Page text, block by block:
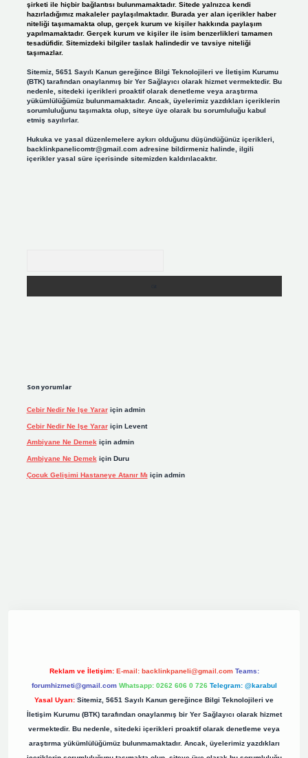
şirketi ile hiçbir bağlantısı bulunmamaktadır. Sitede yalnızca kendi
hazırladığımız makaleler paylaşılmaktadır. Burada yer alan içerikler haber
niteliği taşımamakta olup, gerçek kurum ve kişiler hakkında paylaşım
yapılmamaktadır. Gerçek kurum ve kişiler ile isim benzerlikleri tamamen
tesadüfidir. Sitemizdeki bilgiler taslak halindedir ve tavsiye niteliği
taşımazlar.
Sitemiz, 5651 Sayılı Kanun gereğince Bilgi Teknolojileri ve İletişim Kurumu
(BTK) tarafından onaylanmış bir Yer Sağlayıcı olarak hizmet vermektedir. Bu
nedenle, sitedeki içerikleri proaktif olarak denetleme veya araştırma
yükümlülüğümüz bulunmamaktadır. Ancak, üyelerimiz yazdıkları içeriklerin
sorumluluğunu taşımakta olup, siteye üye olarak bu sorumluluğu kabul
etmiş sayılırlar.
Hukuka ve yasal düzenlemelere aykırı olduğunu düşündüğünüz içerikleri,
backlinkpanelicomtr@gmail.comadresine bildirmeniz halinde, ilgili
içerikler yasal süre içerisinde sitemizden kaldırılacaktır.
Son yorumlar
Cebir Nedir Ne Işe Yarariçin admin
Cebir Nedir Ne Işe Yarariçin Levent
Ambiyane Ne Demekiçin admin
Ambiyane Ne Demek için Duru
Çocuk Gelişimi Hastaneye Atanır Mı için admin
Reklam ve İletişim: E-mail: backlinkpaneli@gmail.com Teams:
forumhizmeti@gmail.com Whatsapp: 0262 606 0 726 Telegram: @karabul
Yasal Uyarı: Sitemiz, 5651 Sayılı Kanun gereğince Bilgi Teknolojileri ve
İletişim Kurumu (BTK) tarafından onaylanmış bir Yer Sağlayıcı olarak hizmet
vermektedir. Bu nedenle, sitedeki içerikleri proaktif olarak denetleme veya
araştırma yükümlülüğümüz bulunmamaktadır. Ancak, üyelerimiz yazdıkları